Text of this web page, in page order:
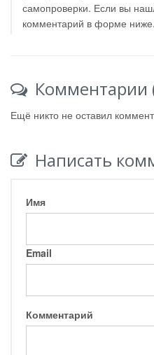
самопроверки. Если вы
комментарий в форме ниже.
Комментарии
Ещё никто не оставил
Написать
Имя
Email
Комментарий